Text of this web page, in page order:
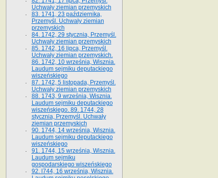
Uchwały ziemian przemyskich
83. 1741, 23 października,
Przemyśl. Uchwały ziemian
przemyskich
84. 1742, 29 stycznia, Przemyśl.
Uchwały ziemian przemyskich
85. 1742, 16 lipca, Przemyśl.
Uchwały ziemian przemyskich.
86. 1742, 10 września, Wisznia.
Laudum sejmiku deputackiego
wiszeńskiego
87. 1742, 5 listopada, Przemyśl.
Uchwały ziemian przemyskich
88. 1743, 9 września, Wisznia.
Laudum sejmiku deputackiego
wiszeńskiego. 89. 1744, 28
stycznia, Przemyśl. Uchwały
ziemian przemyskich
90. 1744, 14 września, Wisznia.
Laudum sejmiku deputackiego
wiszeńskiego
91. 1744, 15 września, Wisznia.
Laudum sejmiku
gospodarskiego wiszeńskiego
92. l744, 16 września, Wisznia.